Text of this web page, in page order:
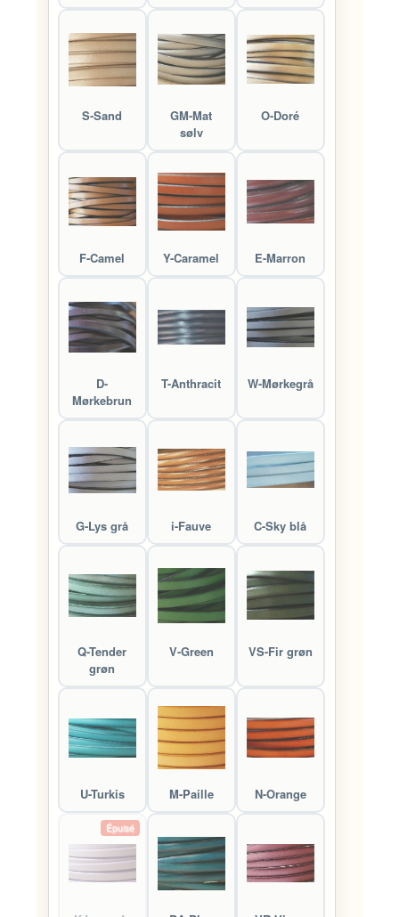
S-Sand
GM-Mat
sølv
O-Doré
F-Camel Y-Caramel E-Marron
D-
Mørkebrun
T-Anthracit W-Mørkegrå
G-Lys grå i-Fauve C-Sky blå
Q-Tender
grøn
V-Green VS-Fir grøn
U-Turkis M-Paille N-Orange
Épuisé